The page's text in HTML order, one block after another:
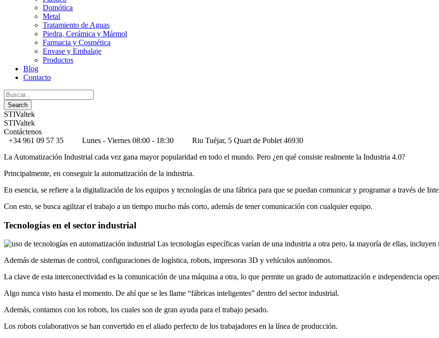
Domótica
Metal
Tratamiento de Aguas
Piedra, Cerámica y Mármol
Farmacia y Cosmética
Envase y Embalaje
Productos
Blog
Contacto
STIValtek
STIValtek
Contáctenos
+34 961 09 57 35
Lunes - Viernes 08:00 - 18:30
Riu Tuéjar, 5 Quart de Poblet 46930
La Automatización Industrial cada vez gana mayor popularidad en todo el mundo. Pero ¿en qué consiste realmente la Industria 4.0?
Principalmente, en conseguir la automatización de la industria.
En esencia, se refiere a la digitalización de los equipos y tecnologías de una fábrica para que se puedan comunicar y programar a través de
Con esto, se busca agilizar el trabajo a un tiempo mucho más corto, además de tener comunicación con cualquier equipo.
Tecnologías en el sector industrial
Las tecnologías específicas varían de una industria a otra pero, la mayoría de ellas, incluyen
Además de sistemas de control, configuraciones de logística, robots, impresoras 3D y vehículos autónomos.
La clave de esta interconectividad es la comunicación de una máquina a otra, lo que permite un grado de automatización e independencia
Algo nunca visto hasta el momento. De ahí que se les llame “fábricas inteligentes” dentro del sector industrial.
Además, contamos con los robots, los cuales son de gran ayuda para el trabajo pesado.
Los robots colaborativos se han convertido en el aliado perfecto de los trabajadores en la línea de producción.